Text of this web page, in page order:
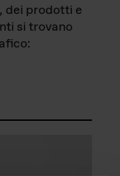
, dei prodotti e
si trovano